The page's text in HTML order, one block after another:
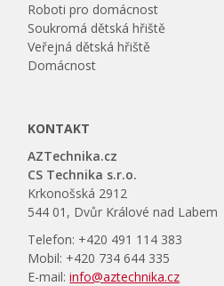
Roboti pro domácnost
Soukromá dětská hřiště
Veřejná dětská hřiště
Domácnost
KONTAKT
AZTechnika.cz
CS Technika s.r.o.
Krkonošská 2912
544 01, Dvůr Králové nad Labem
Telefon: +420 491 114 383
Mobil: +420 734 644 335
E-mail:info@aztechnika.cz